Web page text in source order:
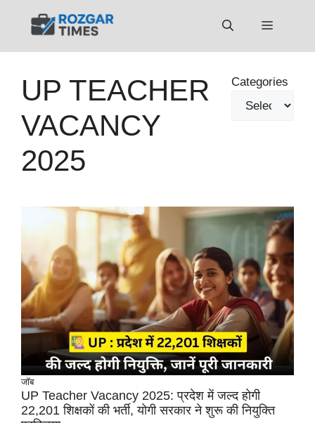
Menu
UP TEACHER
VACANCY
2025
Categories
जॉब
UP Teacher Vacancy 2025: प्रदेश में जल्द होगी
22,201 शिक्षकों की भर्ती, योगी सरकार ने शुरू की नियुक्ति